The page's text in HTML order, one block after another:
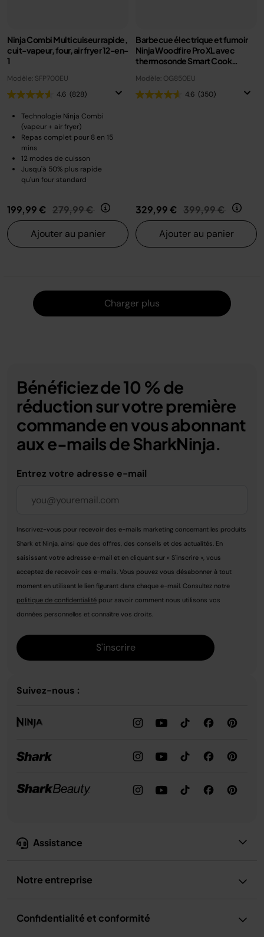
Ninja Combi Multicuiseur rapide,
cuit-vapeur, four, air fryer 12-en-
1
Modèle: SFP700EU
4.6 (828)
Technologie Ninja Combi
(vapeur + air fryer)
Repas complet pour 8 en 15
mins
12 modes de cuisson
Jusqu'à 50% plus rapide
qu'un four standard
199,99 € Prix réduit de
279,99 € au
Ajouter au panier
Barbecue électrique et fumoir
Ninja Woodfire Pro XL avec
thermosonde Smart Cook
Modèle: OG850EU
4.6 (350)
329,99 € Prix réduit de
399,99 € au
Ajouter au panier
Charger plus
Assistance
Notre entreprise
Confidentialité et conformité
Bénéficiez de 10 % de
réduction sur votre première
commande en vous abonnant
aux e-mails de SharkNinja.
Entrez votre adresse e-mail
Inscrivez-vous pour recevoir des e-mails marketing concernant les produits
Shark et Ninja, ainsi que des offres, des conseils et des actualités. En
saisissant votre adresse e-mail et en cliquant sur « S'inscrire », vous
acceptez de recevoir ces e-mails. Vous pouvez vous désabonner à tout
moment en utilisant le lien figurant dans chaque e-mail. Consultez notre
politique de confidentialité pour savoir comment nous utilisons vos
données personnelles et connaître vos droits.
S'inscrire
Suivez-nous :